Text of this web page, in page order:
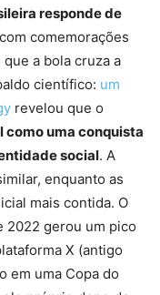
responde de
comemorações
a bola cruza a
científico: um
revelou que o
uma conquista
social. A
enquanto as
mais contida. O
2022 gerou um pico
X (antigo
em uma Copa do